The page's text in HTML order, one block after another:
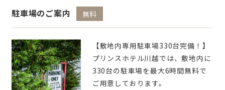
駐車場のご案内 無料
【敷地内専用駐車場330台完備！】
プリンスホテル川越では、敷地内に
330台の駐車場を最大6時間無料で
ご用意しております。